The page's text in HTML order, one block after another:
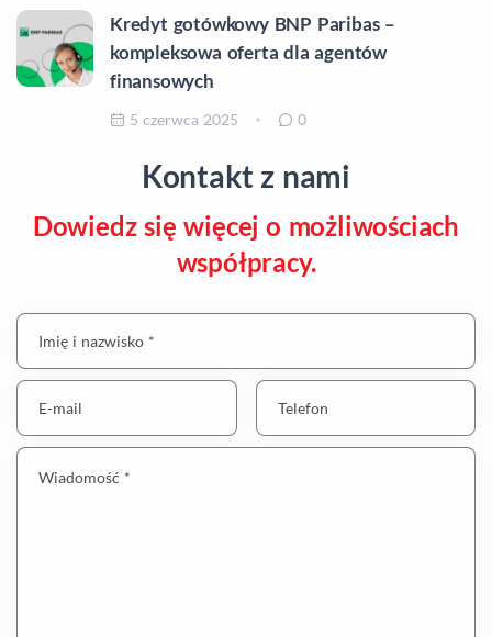
Kredyt gotówkowy BNP Paribas –
kompleksowa oferta dla agentów
finansowych
5 czerwca 2025 0
Kontakt z nami
Dowiedz się więcej o możliwościach
współpracy.
Imię i nazwisko *
E-mail Telefon
Wiadomość *